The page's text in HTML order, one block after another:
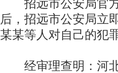
招远市公安局官方
后，招远市公安局立
某某等人对自己的犯
经审理查明：河北